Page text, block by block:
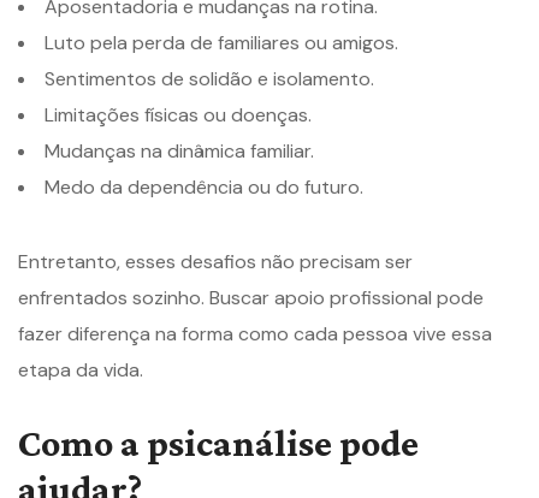
Aposentadoria e mudanças na rotina.
Luto pela perda de familiares ou amigos.
Sentimentos de solidão e isolamento.
Limitações físicas ou doenças.
Mudanças na dinâmica familiar.
Medo da dependência ou do futuro.
Entretanto, esses desafios não precisam ser
enfrentados sozinho. Buscar apoio profissional pode
fazer diferença na forma como cada pessoa vive essa
etapa da vida.
Como a psicanálise pode
ajudar?